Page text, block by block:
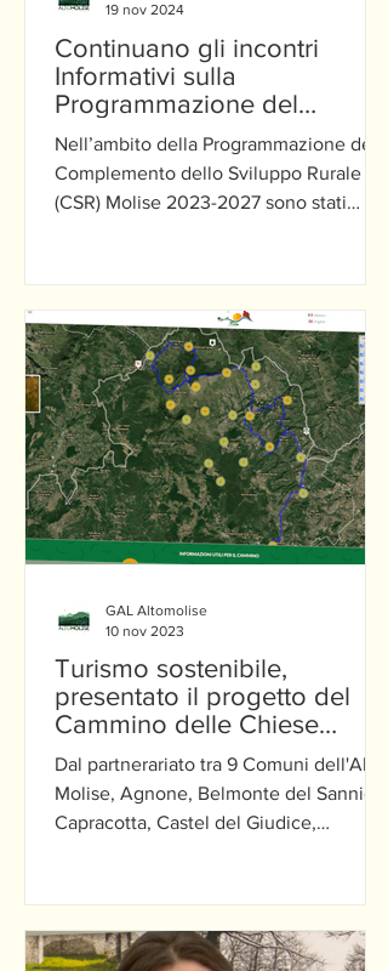
Continuano gli incontri
Informativi sulla
Programmazione del
Complemento dello
Sviluppo Rurale (CSR) Molise
2023-2027
Nell’ambito della Programmazione del
Complemento dello Sviluppo Rurale
(CSR) Molise 2023-2027 sono stati
19 nov 2024
Turismo sostenibile,
presentato il progetto del
Cammino delle Chiese
Campestri
Dal partnerariato tra 9 Comuni dell'Alto
Molise, Agnone, Belmonte del Sannio,
Capracotta, Castel del Giudice,
GAL Altomolise
10 nov 2023